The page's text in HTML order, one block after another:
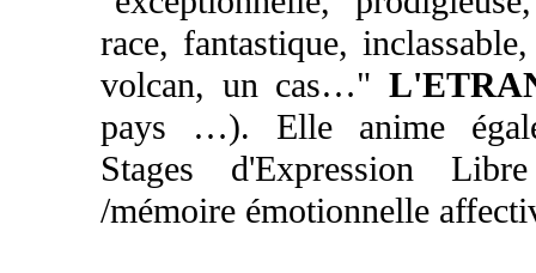
race, fantastique,
volcan, un cas…"
pays …). Elle anime
Stages d'Expression
/mémoire émotionnelle